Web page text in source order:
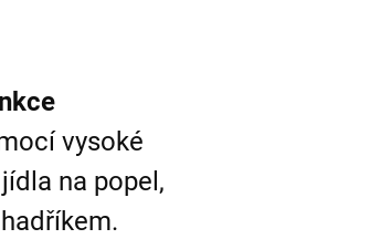
vysoké
na popel,